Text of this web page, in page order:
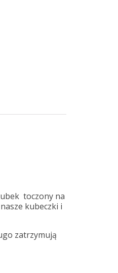
toczony na
kubeczki i
zatrzymują